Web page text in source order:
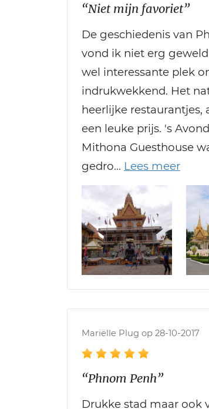
“Niet mijn favoriet”
De geschiedenis van
vond ik niet erg
wel interessante plek
indrukwekkend. Het
heerlijke
een leuke prijs. 's
Mithona Guesthouse
gedro
Mariëlle Plug op 28-10-2017
“Phnom Penh”
Drukke stad maar ook